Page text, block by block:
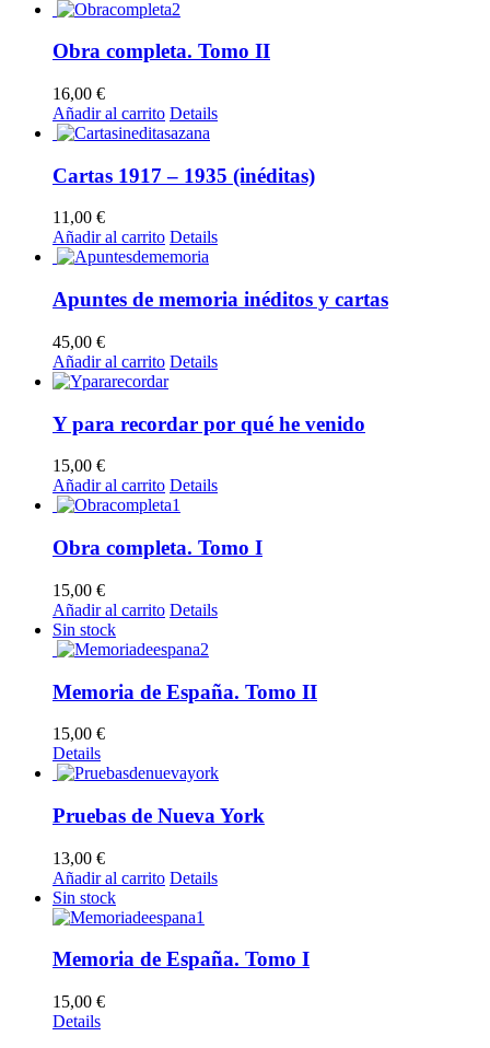
Obra completa. Tomo II
16,00 €
Añadir al carrito Details
Cartas 1917 – 1935 (inéditas)
11,00 €
Añadir al carrito Details
Apuntes de memoria inéditos y cartas
45,00 €
Añadir al carrito Details
Y para recordar por qué he venido
15,00 €
Añadir al carrito Details
Obra completa. Tomo I
15,00 €
Añadir al carrito Details
Sin stock
Memoria de España. Tomo II
15,00 €
Details
Pruebas de Nueva York
13,00 €
Añadir al carrito Details
Sin stock
Memoria de España. Tomo I
15,00 €
Details